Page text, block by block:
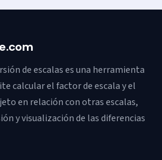
de escalas es una herramienta
calcular el factor de escala y el
en relación con otras escalas,
y visualización de las diferencias